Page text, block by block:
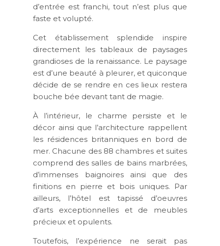
d’entrée est franchi, tout n’est plus que
faste et volupté.
Cet établissement splendide inspire
directement les tableaux de paysages
grandioses de la renaissance. Le paysage
est d’une beauté à pleurer, et quiconque
décide de se rendre en ces lieux restera
bouche bée devant tant de magie.
À l’intérieur, le charme persiste et le
décor ainsi que l’architecture rappellent
les résidences britanniques en bord de
mer. Chacune des 88 chambres et suites
comprend des salles de bains marbrées,
d’immenses baignoires ainsi que des
finitions en pierre et bois uniques. Par
ailleurs, l’hôtel est tapissé d’oeuvres
d’arts exceptionnelles et de meubles
précieux et opulents.
Toutefois, l’expérience ne serait pas